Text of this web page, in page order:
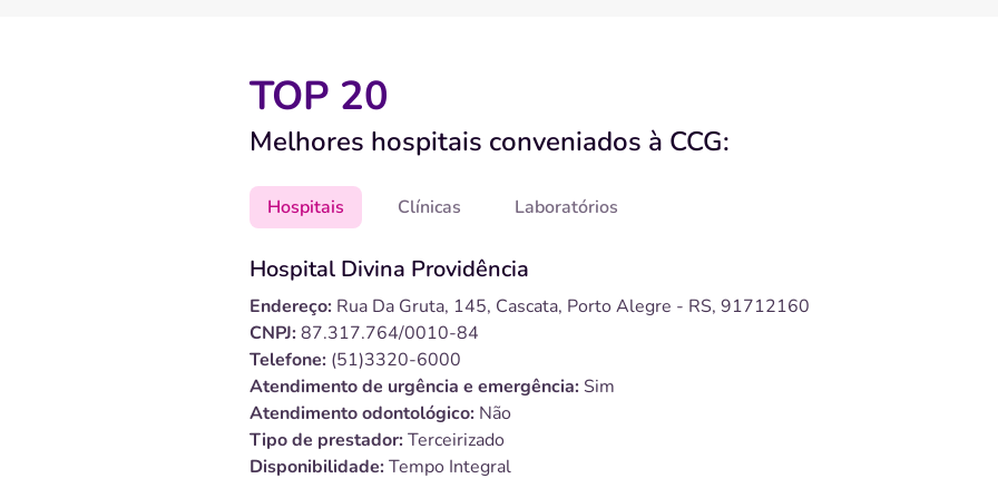
TOP 20
Melhores hospitais conveniados à CCG:
Hospitais Clínicas Laboratórios
Hospital Divina Providência
Endereço: Rua Da Gruta, 145, Cascata, Porto Alegre - RS, 91712160
CNPJ:87.317.764/0010-84
Telefone: (51)3320-6000
Atendimento de urgência e emergência: Sim
Atendimento odontológico: Não
Tipo de prestador:Terceirizado
Disponibilidade:Tempo Integral